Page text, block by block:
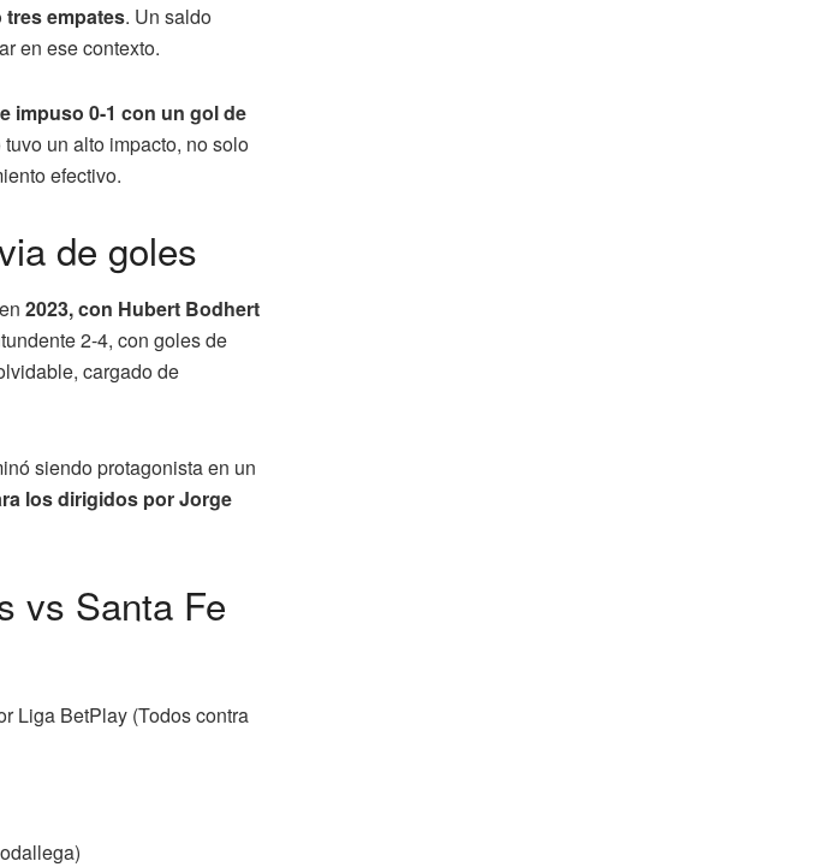
empates. Un saldo
en ese contexto.
impuso 0-1 con un gol de
un alto impacto, no solo
efectivo.
de goles
2023, con Hubert Bodhert
2-4, con goles de
cargado de
siendo protagonista en un
los dirigidos por Jorge
vs Santa Fe
Liga BetPlay (Todos contra